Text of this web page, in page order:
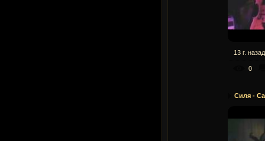
13 г. назад
0
Силя -